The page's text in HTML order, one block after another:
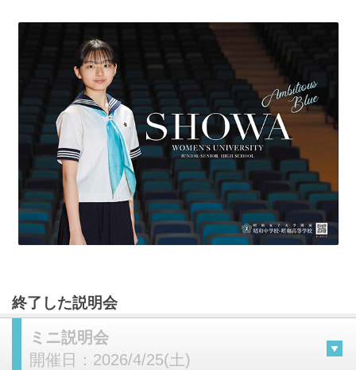
終了した説明会
ミニ説明会
開催日： 2026/4/25(土)